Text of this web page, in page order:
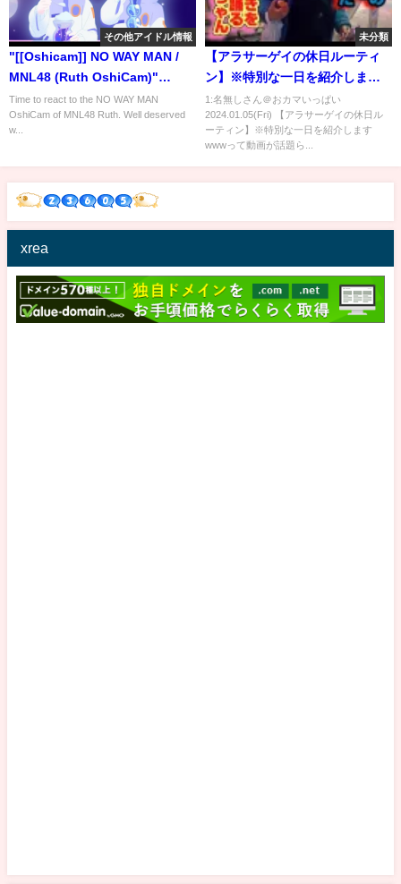
その他アイドル情報
"[[Oshicam]] NO WAY MAN /
MNL48 (Ruth OshiCam)"
Reaction
Time to react to the NO WAY MAN
OshiCam of MNL48 Ruth. Well deserved
w...
未分類
【アラサーゲイの休日ルーティ
ン】※特別な一日を紹介します
www
1:名無しさん＠おカマいっぱい
2024.01.05(Fri) 【アラサーゲイの休日ル
ーティン】※特別な一日を紹介します
wwwって動画が話題ら...
xrea